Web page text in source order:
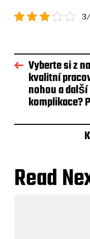
Vyberte si z
kvalitní
nohou a
komplikace?
Read